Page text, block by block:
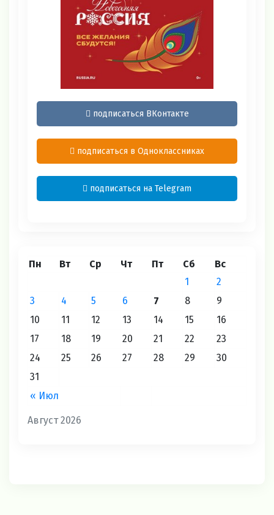
подписаться ВКонтакте
подписаться в Одноклассниках
подписаться на Telegram
Август 2026
Пн Вт Ср Чт Пт Сб Вс
« Июл
1
2
3
4 5 6 7 8
9
10
11 12 13 14 15
16
17
18 19 20 21 22
23
24
25 26 27 28 29
30
31